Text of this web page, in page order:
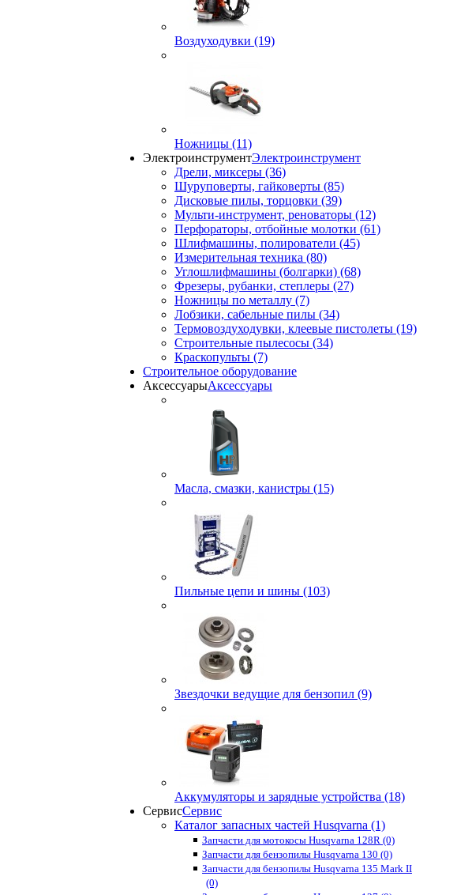
Воздуходувки (19)
Ножницы (11)
ЭлектроинструментЭлектроинструмент
Дрели, миксеры (36)
Шуруповерты, гайковерты (85)
Дисковые пилы, торцовки (39)
Мульти-инструмент, реноваторы (12)
Перфораторы, отбойные молотки (61)
Шлифмашины, полирователи (45)
Измерительная техника (80)
Углошлифмашины (болгарки) (68)
Фрезеры, рубанки, степлеры (27)
Ножницы по металлу (7)
Лобзики, сабельные пилы (34)
Термовоздуходувки, клеевые пистолеты (19)
Строительные пылесосы (34)
Краскопульты (7)
Строительное оборудование
АксессуарыАксессуары
Масла, смазки, канистры (15)
Пильные цепи и шины (103)
Звездочки ведущие для бензопил (9)
Аккумуляторы и зарядные устройства (18)
СервисСервис
Каталог запасных частей Husqvarna (1)
Запчасти для мотокосы Husqvarna 128R (0)
Запчасти для бензопилы Husqvarna 130 (0)
Запчасти для бензопилы Husqvarna 135 Mark II
(0)